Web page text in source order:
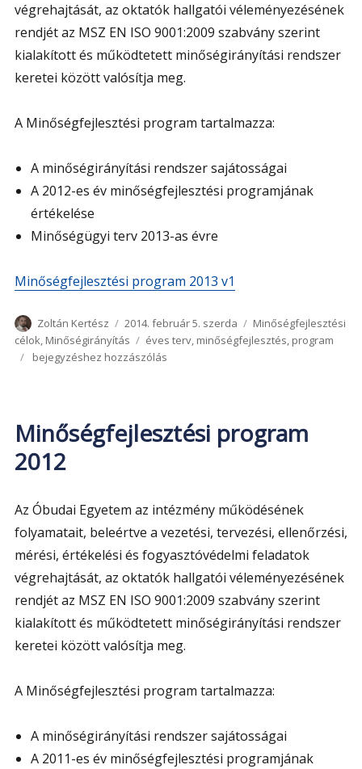
végrehajtását, az oktatók hallgatói véleményezésének
rendjét az MSZ EN ISO 9001:2009 szabvány szerint
kialakított és működtetett minőségirányítási rendszer
keretei között valósítja meg.
A Minőségfejlesztési program tartalmazza:
A minőségirányítási rendszer sajátosságai
A 2012-es év minőségfejlesztési programjának
értékelése
Minőségügyi terv 2013-as évre
Minőségfejlesztési program 2013 v1
Szerző
Zoltán Kertész Közzétéve
2014. február 5. szerda Kategória
Minőségfejlesztési
célok, Minőségirányítás Címke
éves terv, minőségfejlesztés, program
Minőségfejlesztési
bejegyzéshez hozzászólás
Minőségfejlesztési program
2012
Az Óbudai Egyetem az intézmény működésének
folyamatait, beleértve a vezetési, tervezési, ellenőrzési,
mérési, értékelési és fogyasztóvédelmi feladatok
végrehajtását, az oktatók hallgatói véleményezésének
rendjét az MSZ EN ISO 9001:2009 szabvány szerint
kialakított és működtetett minőségirányítási rendszer
keretei között valósítja meg.
A Minőségfejlesztési program tartalmazza:
A minőségirányítási rendszer sajátosságai
A 2011-es év minőségfejlesztési programjának